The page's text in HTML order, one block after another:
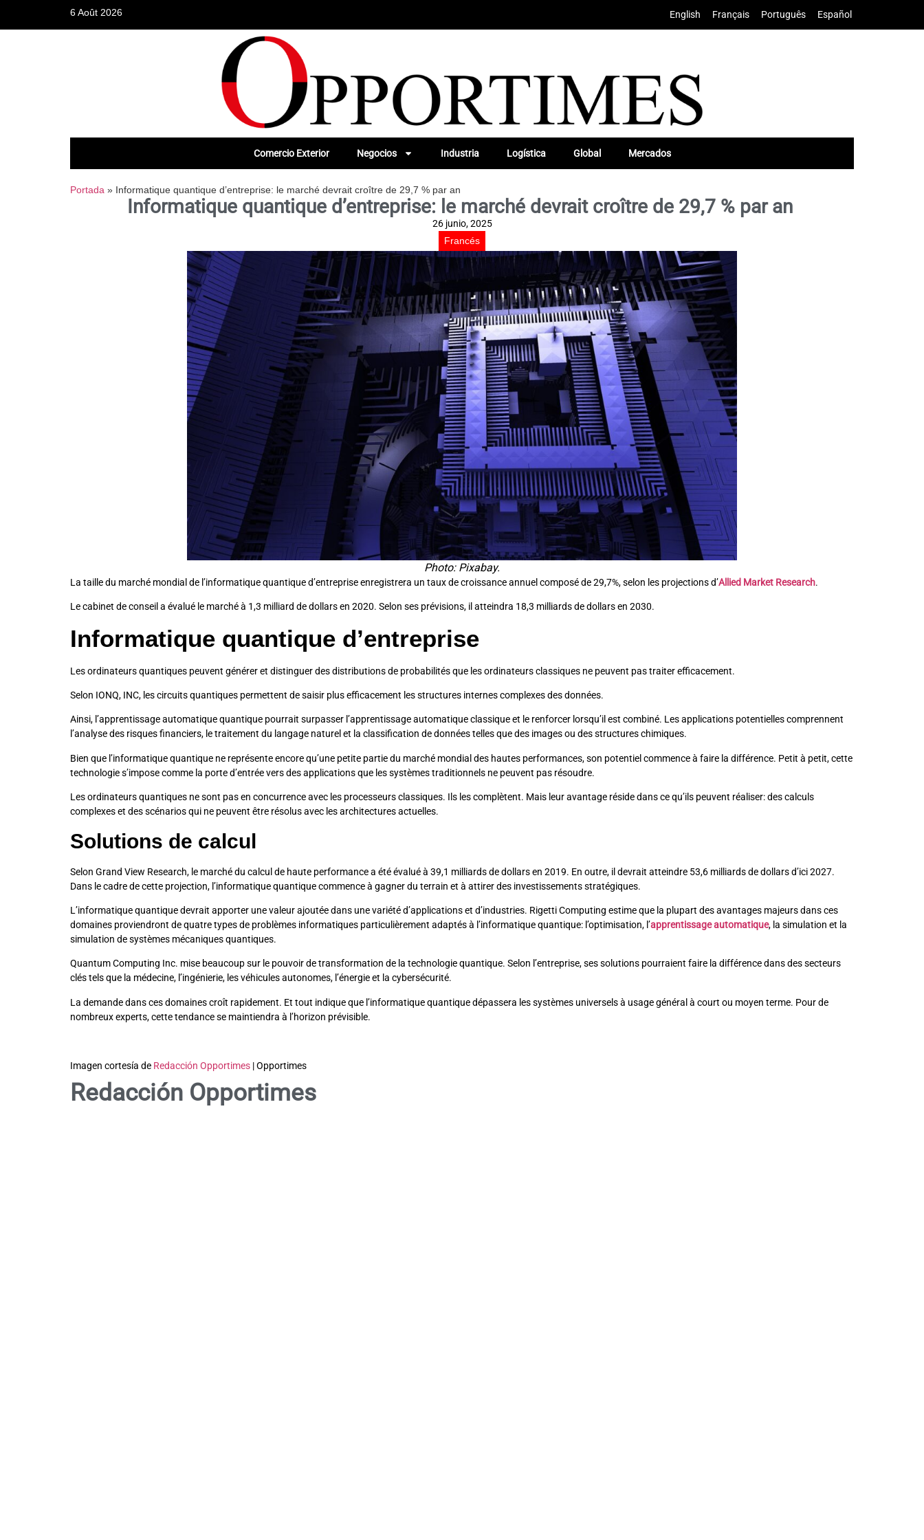
6 Août 2026 English Français Português Español
Comercio Exterior Negocios Industria Logística Global Mercados
Portada » Informatique quantique d’entreprise: le marché devrait croître de 29,7 % par an
Informatique quantique d’entreprise: le marché devrait croître de 29,7 % par an
26 junio, 2025
Francés
Photo: Pixabay.
La taille du marché mondial de l’informatique quantique d’entreprise enregistrera un taux de croissance annuel composé de 29,7%, selon les projections d’Allied Market Research.
Le cabinet de conseil a évalué le marché à 1,3 milliard de dollars en 2020. Selon ses prévisions, il atteindra 18,3 milliards de dollars en 2030.
Informatique quantique d’entreprise
Les ordinateurs quantiques peuvent générer et distinguer des distributions de probabilités que les ordinateurs classiques ne peuvent pas traiter efficacement.
Selon IONQ, INC, les circuits quantiques permettent de saisir plus efficacement les structures internes complexes des données.
Ainsi, l’apprentissage automatique quantique pourrait surpasser l’apprentissage automatique classique et le renforcer lorsqu’il est combiné. Les applications potentielles comprennent
l’analyse des risques financiers, le traitement du langage naturel et la classification de données telles que des images ou des structures chimiques.
Bien que l’informatique quantique ne représente encore qu’une petite partie du marché mondial des hautes performances, son potentiel commence à faire la différence. Petit à petit, cette
technologie s’impose comme la porte d’entrée vers des applications que les systèmes traditionnels ne peuvent pas résoudre.
Les ordinateurs quantiques ne sont pas en concurrence avec les processeurs classiques. Ils les complètent. Mais leur avantage réside dans ce qu’ils peuvent réaliser: des calculs
complexes et des scénarios qui ne peuvent être résolus avec les architectures actuelles.
Solutions de calcul
Selon Grand View Research, le marché du calcul de haute performance a été évalué à 39,1 milliards de dollars en 2019. En outre, il devrait atteindre 53,6 milliards de dollars d’ici 2027.
Dans le cadre de cette projection, l’informatique quantique commence à gagner du terrain et à attirer des investissements stratégiques.
L’informatique quantique devrait apporter une valeur ajoutée dans une variété d’applications et d’industries. Rigetti Computing estime que la plupart des avantages majeurs dans ces
domaines proviendront de quatre types de problèmes informatiques particulièrement adaptés à l’informatique quantique: l’optimisation, l’apprentissage automatique, la simulation et la
simulation de systèmes mécaniques quantiques.
Quantum Computing Inc. mise beaucoup sur le pouvoir de transformation de la technologie quantique. Selon l’entreprise, ses solutions pourraient faire la différence dans des secteurs
clés tels que la médecine, l’ingénierie, les véhicules autonomes, l’énergie et la cybersécurité.
La demande dans ces domaines croît rapidement. Et tout indique que l’informatique quantique dépassera les systèmes universels à usage général à court ou moyen terme. Pour de
nombreux experts, cette tendance se maintiendra à l’horizon prévisible.
Imagen cortesía de Redacción Opportimes | Opportimes
Redacción Opportimes